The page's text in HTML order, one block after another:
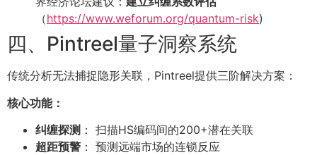
（https://www.weforum.org/quantum-risk)
四、Pintreel量子洞察系统
传统分析无法捕捉隐形关联，Pintreel提供三阶解决方案：
核心功能：
纠缠探测 ： 扫描HS编码间的200+潜在关联
超距预警 ： 预测远端市场的连锁反应